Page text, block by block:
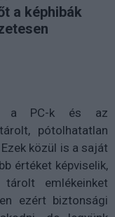
a képhibák
a PC-k és az
pótolhatatlan
közül is a saját
értéket képviselik,
emlékeinket
ezért biztonsági